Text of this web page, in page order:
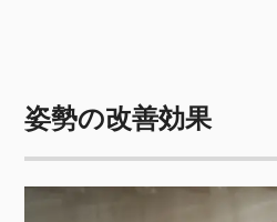
姿勢の改善効果